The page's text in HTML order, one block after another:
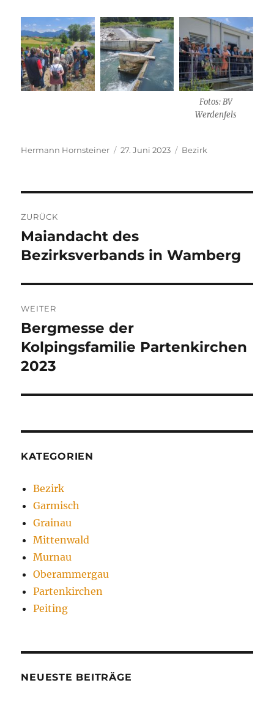
Fotos: BV
Werdenfels
Autor
Hermann Hornsteiner
Veröffentlicht
27. Juni 2023 Kategorien
Bezirk
ZURÜCK
Vorheriger
Beitrag:
Maiandacht des
Bezirksverbands in Wamberg
WEITER
Nächster
Beitrag:
Bergmesse der
Kolpingsfamilie Partenkirchen
2023
KATEGORIEN
Bezirk
Garmisch
Grainau
Mittenwald
Murnau
Oberammergau
Partenkirchen
Peiting
NEUESTE BEITRÄGE